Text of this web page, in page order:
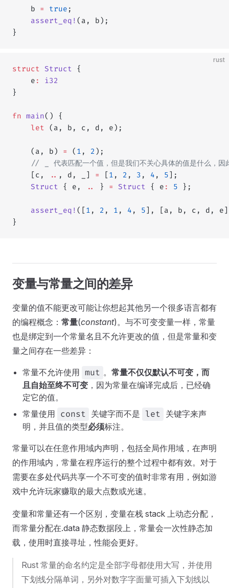
    b
= true ;
    assert_eq!
(a, b);
}
rust
struct Struct {
    e
:
i32
}
fn main() {
    let
(a, b, c, d, e);
    (a, b)
= ( 1 , 2 );
// _ 代表匹配一个值，但是我们不关心具体的值是什么，因
    [c,
.. , d, _] = [ 1 , 2 , 3 , 4 , 5];
    Struct
{ e, .. } = Struct { e : 5 };
    assert_eq!
([ 1 , 2 , 1 , 4 , 5], [a, b, c, d,
}
变量与常量之间的差异
变量的值不能更改可能让你想起其他另一个很多语言都有
的编程概念： 常量(constant)。与不可变变量一样，常量
也是绑定到一个常量名且不允许更改的值，但是常量和变
量之间存在一些差异：
常量不允许使用 mut 。 常量不仅仅默认不可变，而
且自始至终不可变 ，因为常量在编译完成后，已经确
定它的值。
常量使用 const 关键字而不是 let 关键字来声
明，并且值的类型必须标注。
常量可以在任意作用域内声明，包括全局作用域，在声明
的作用域内，常量在程序运行的整个过程中都有效。对于
需要在多处代码共享一个不可变的值时非常有用，例如游
戏中允许玩家赚取的最大点数或光速。
变量和常量还有一个区别，变量在栈 stack 上动态分配，
而常量分配在.data 静态数据段上，常量会一次性静态加
载，使用时直接寻址，性能会更好。
Rust 常量的命名约定是全部字母都使用大写，并使用
下划线分隔单词，另外对数字字面量可插入下划线以